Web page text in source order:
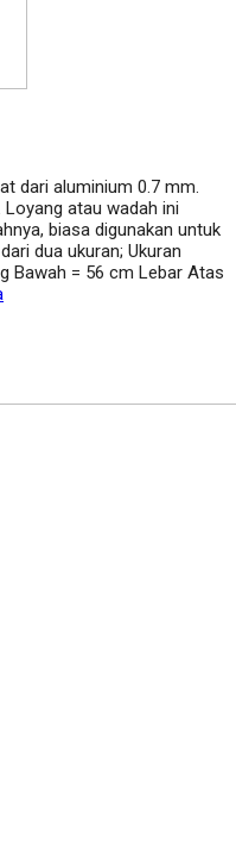
dari aluminium 0.7 mm.
Loyang atau wadah ini
biasa digunakan untuk
dua ukuran; Ukuran
Bawah = 56 cm Lebar Atas